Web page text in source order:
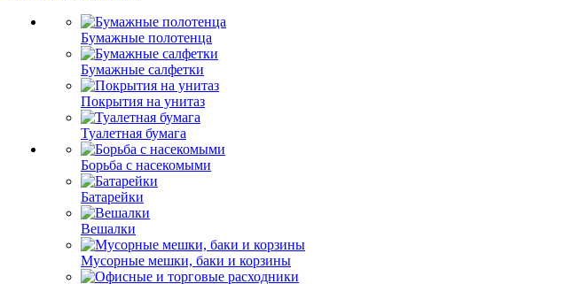
Бумажные полотенца
Бумажные салфетки
Покрытия на унитаз
Туалетная бумага
Борьба с насекомыми
Батарейки
Вешалки
Мусорные мешки, баки и корзины